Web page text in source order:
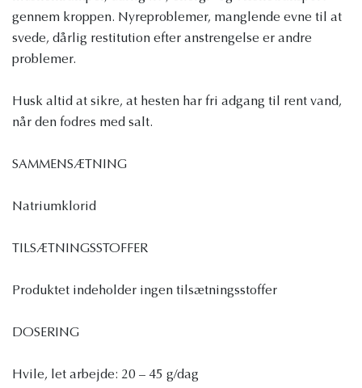
gennem kroppen. Nyreproblemer, manglende evne til at
svede, dårlig restitution efter anstrengelse er andre
problemer.
Husk altid at sikre, at hesten har fri adgang til rent vand,
når den fodres med salt.
SAMMENSÆTNING
Natriumklorid
TILSÆTNINGSSTOFFER
Produktet indeholder ingen tilsætningsstoffer
DOSERING
Hvile, let arbejde: 20 – 45 g/dag